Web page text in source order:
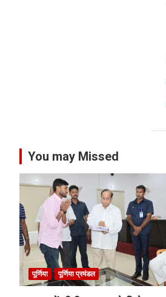
You may Missed
पूर्णिया पूर्णिया प्रमंडल